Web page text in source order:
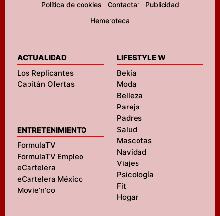
Política de cookies
Contactar
Publicidad
Hemeroteca
ACTUALIDAD
Los Replicantes
Capitán Ofertas
ENTRETENIMIENTO
FormulaTV
FormulaTV Empleo
eCartelera
eCartelera México
Movie'n'co
LIFESTYLE W
Bekia
Moda
Belleza
Pareja
Padres
Salud
Mascotas
Navidad
Viajes
Psicología
Fit
Hogar